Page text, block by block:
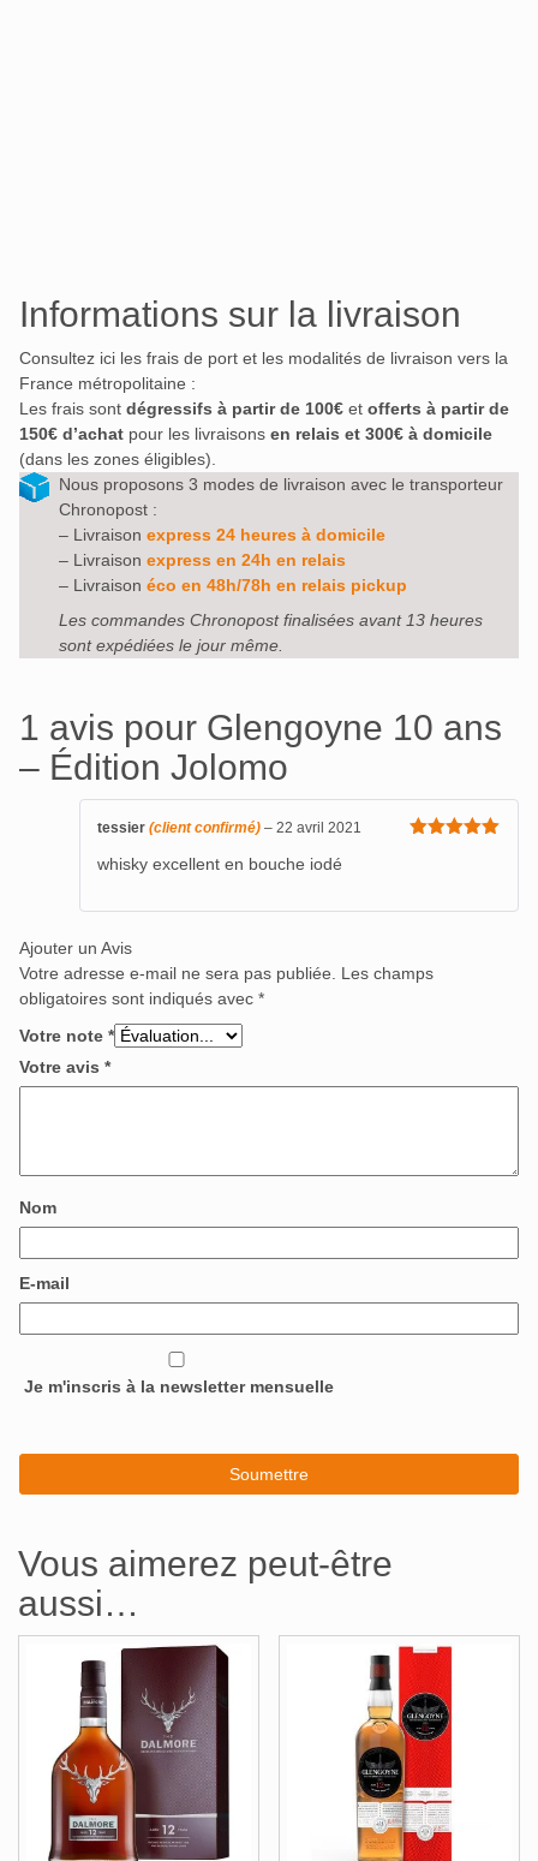
Informations sur la livraison
Consultez ici les frais de port et les modalités de livraison vers la
France métropolitaine :
Les frais sont dégressifs à partir de 100€ et offerts à partir de
150€ d’achat pour les livraisons en relais et 300€ à domicile
(dans les zones éligibles).
Nous proposons 3 modes de livraison avec le transporteur
Chronopost :
– Livraison express 24 heures à domicile
– Livraison express en 24h en relais
– Livraison éco en 48h/78h en relais pickup
Les commandes Chronopost finalisées avant 13 heures
sont expédiées le jour même.
1 avis pour Glengoyne 10 ans
– Édition Jolomo
tessier (client confirmé) – 22 avril 2021
whisky excellent en bouche iodé
Ajouter un Avis
Votre adresse e-mail ne sera pas publiée.
Les champs
obligatoires sont indiqués avec *
Votre note *
Votre avis *
Nom
E-mail
Je m'inscris à la newsletter mensuelle
Vous aimerez peut-être
aussi…